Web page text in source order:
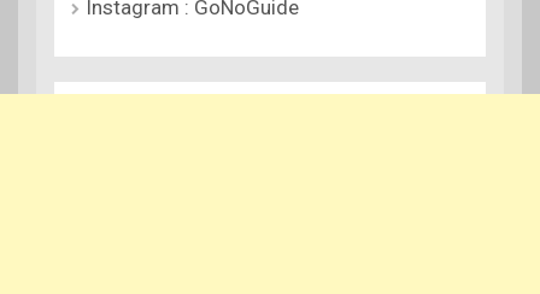
Instagram : GoNoGuide